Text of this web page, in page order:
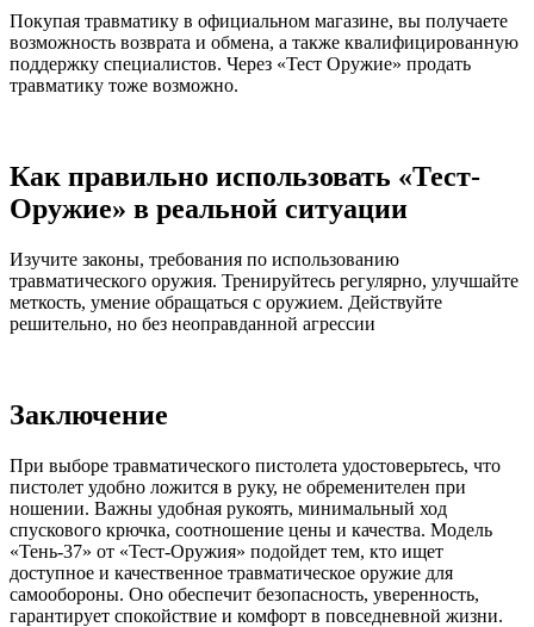
Покупая травматику в официальном магазине, вы получаете
возможность возврата и обмена, а также квалифицированную
поддержку специалистов. Через «Тест Оружие» продать
травматику тоже возможно.
Как правильно использовать «Тест-
Оружие» в реальной ситуации
Изучите законы, требования по использованию
травматического оружия. Тренируйтесь регулярно, улучшайте
меткость, умение обращаться с оружием. Действуйте
решительно, но без неоправданной агрессии
Заключение
При выборе травматического пистолета удостоверьтесь, что
пистолет удобно ложится в руку, не обременителен при
ношении. Важны удобная рукоять, минимальный ход
спускового крючка, соотношение цены и качества. Модель
«Тень-37» от «Тест-Оружия» подойдет тем, кто ищет
доступное и качественное травматическое оружие для
самообороны. Оно обеспечит безопасность, уверенность,
гарантирует спокойствие и комфорт в повседневной жизни.